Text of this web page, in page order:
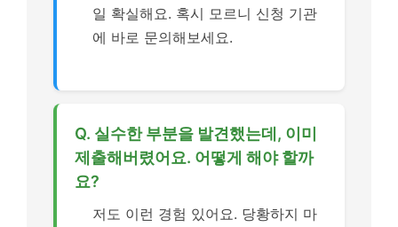
일 확실해요. 혹시 모르니 신청 기관
에 바로 문의해보세요.
Q. 실수한 부분을 발견했는데, 이미
제출해버렸어요. 어떻게 해야 할까
요?
저도 이런 경험 있어요. 당황하지 마